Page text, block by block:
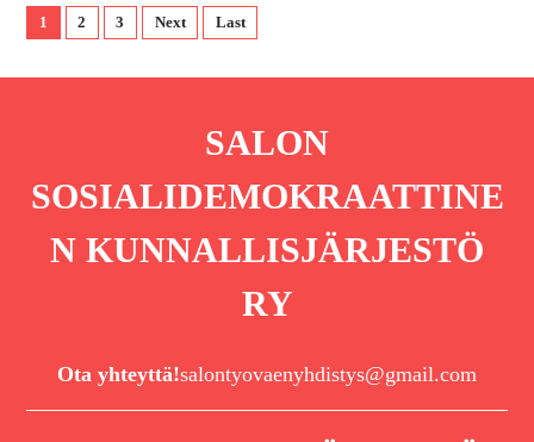
1 2 3 Next Last
SALON
SOSIALIDEMOKRAATTINE
N KUNNALLISJÄRJESTÖ
RY
Ota yhteyttä!salontyovaenyhdistys@gmail.com